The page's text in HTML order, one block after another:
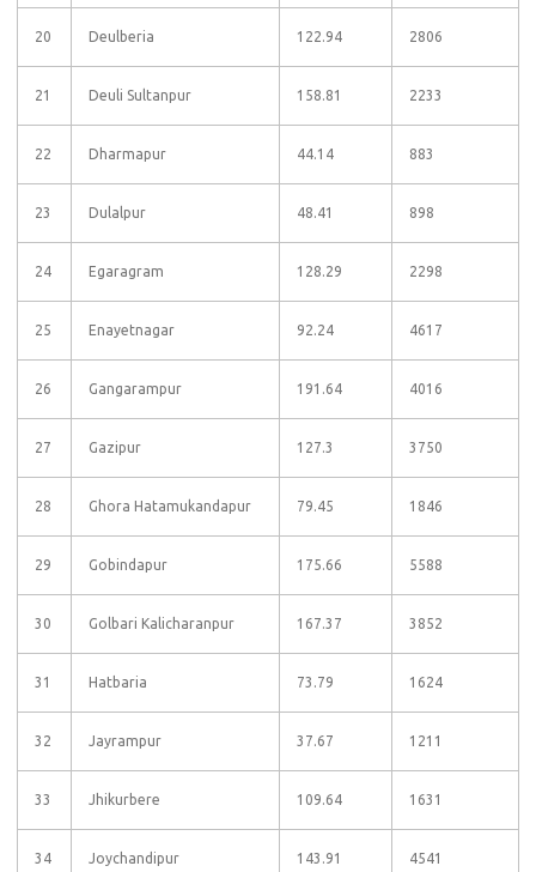
20 Deulberia 122.94 2806
21 Deuli Sultanpur 158.81 2233
22 Dharmapur 44.14 883
23 Dulalpur 48.41 898
24 Egaragram 128.29 2298
25 Enayetnagar 92.24 4617
26 Gangarampur 191.64 4016
27 Gazipur 127.3 3750
28 Ghora Hatamukandapur 79.45 1846
29 Gobindapur 175.66 5588
30 Golbari Kalicharanpur 167.37 3852
31 Hatbaria 73.79 1624
32 Jayrampur 37.67 1211
33 Jhikurbere 109.64 1631
34 Joychandipur 143.91 4541